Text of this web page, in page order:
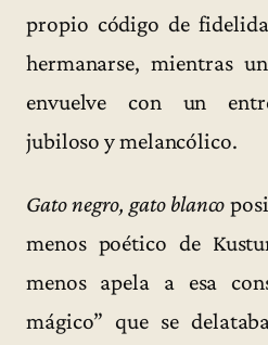
propio código de
hermanarse, mientras
envuelve con un
jubiloso y melancólico.
Gato negro, gato blanco
menos poético de
menos apela a esa
mágico” que se